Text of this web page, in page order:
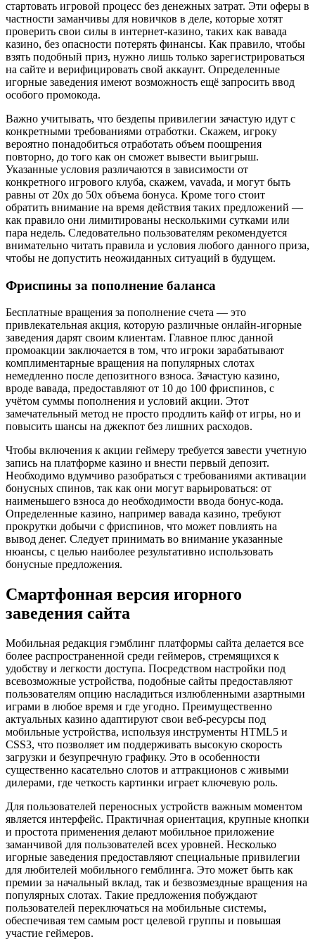
стартовать игровой процесс без денежных затрат. Эти оферы в
частности заманчивы для новичков в деле, которые хотят
проверить свои силы в интернет-казино, таких как вавада
казино, без опасности потерять финансы. Как правило, чтобы
взять подобный приз, нужно лишь только зарегистрироваться
на сайте и верифицировать свой аккаунт. Определенные
игорные заведения имеют возможность ещё запросить ввод
особого промокода.
Важно учитывать, что бездепы привилегии зачастую идут с
конкретными требованиями отработки. Скажем, игроку
вероятно понадобиться отработать объем поощрения
повторно, до того как он сможет вывести выигрыш.
Указанные условия различаются в зависимости от
конкретного игрового клуба, скажем, vavada, и могут быть
равны от 20x до 50x объема бонуса. Кроме того стоит
обратить внимание на время действия таких предложений —
как правило они лимитированы несколькими сутками или
пара недель. Следовательно пользователям рекомендуется
внимательно читать правила и условия любого данного приза,
чтобы не допустить неожиданных ситуаций в будущем.
Фриспины за пополнение баланса
Бесплатные вращения за пополнение счета — это
привлекательная акция, которую различные онлайн-игорные
заведения дарят своим клиентам. Главное плюс данной
промоакции заключается в том, что игроки зарабатывают
комплиментарные вращения на популярных слотах
немедленно после депозитного взноса. Зачастую казино,
вроде вавада, предоставляют от 10 до 100 фриспинов, с
учётом суммы пополнения и условий акции. Этот
замечательный метод не просто продлить кайф от игры, но и
повысить шансы на джекпот без лишних расходов.
Чтобы включения к акции геймеру требуется завести учетную
запись на платформе казино и внести первый депозит.
Необходимо вдумчиво разобраться с требованиями активации
бонусных спинов, так как они могут варьироваться: от
наименьшего взноса до необходимости ввода бонус-кода.
Определенные казино, например вавада казино, требуют
прокрутки добычи с фриспинов, что может повлиять на
вывод денег. Следует принимать во внимание указанные
нюансы, с целью наиболее результативно использовать
бонусные предложения.
Смартфонная версия игорного
заведения сайта
Мобильная редакция гэмблинг платформы сайта делается все
более распространенной среди геймеров, стремящихся к
удобству и легкости доступа. Посредством настройки под
всевозможные устройства, подобные сайты предоставляют
пользователям опцию насладиться излюбленными азартными
играми в любое время и где угодно. Преимущественно
актуальных казино адаптируют свои веб-ресурсы под
мобильные устройства, используя инструменты HTML5 и
CSS3, что позволяет им поддерживать высокую скорость
загрузки и безупречную графику. Это в особенности
существенно касательно слотов и аттракционов с живыми
дилерами, где четкость картинки играет ключевую роль.
Для пользователей переносных устройств важным моментом
является интерфейс. Практичная ориентация, крупные кнопки
и простота применения делают мобильное приложение
заманчивой для пользователей всех уровней. Несколько
игорные заведения предоставляют специальные привилегии
для любителей мобильного гемблинга. Это может быть как
премии за начальный вклад, так и безвозмездные вращения на
популярных слотах. Такие предложения побуждают
пользователей переключаться на мобильные системы,
обеспечивая тем самым рост целевой группы и повышая
участие геймеров.